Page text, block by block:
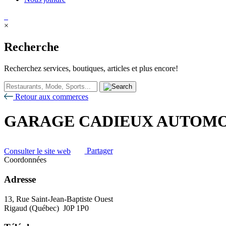
×
Recherche
Recherchez services, boutiques, articles et plus encore!
Retour aux commerces
GARAGE CADIEUX
Consulter le site web
Partager
Coordonnées
Adresse
13, Rue Saint-Jean-Baptiste Ouest
Rigaud (Québec) J0P 1P0